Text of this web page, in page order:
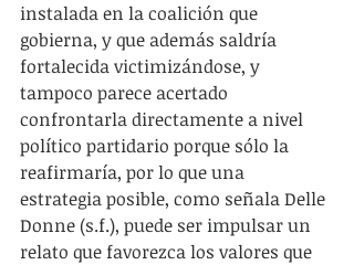
instalada en la coalición que
gobierna, y que además saldría
fortalecida victimizándose, y
tampoco parece acertado
confrontarla directamente a nivel
político partidario porque sólo la
reafirmaría, por lo que una
estrategia posible, como señala Delle
Donne (s.f.), puede ser impulsar un
relato que favorezca los valores que